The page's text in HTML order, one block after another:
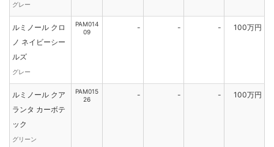
グレー
ルミノール クロ
ノ ネイビーシー
ルズ
グレー
PAM014
09
- - - 100万円
ルミノール クア
ランタ カーボテ
ック
グリーン
PAM015
26
- - - 100万円